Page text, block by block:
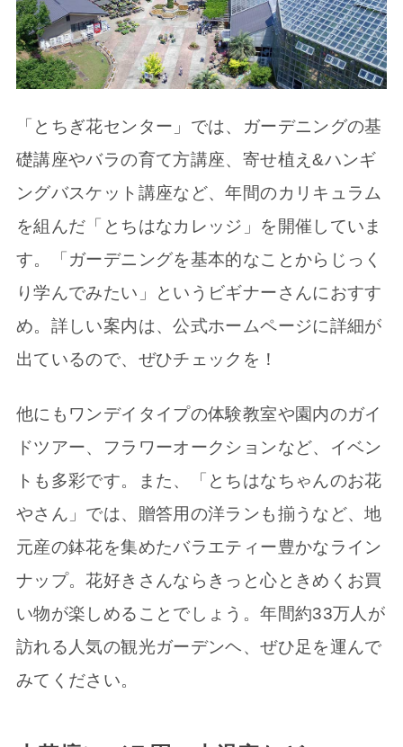
「とちぎ花センター」では、ガーデニングの基
礎講座やバラの育て方講座、寄せ植え&ハンギ
ングバスケット講座など、年間のカリキュラム
を組んだ「とちはなカレッジ」を開催していま
す。「ガーデニングを基本的なことからじっく
り学んでみたい」というビギナーさんにおすす
め。詳しい案内は、公式ホームページに詳細が
出ているので、ぜひチェックを！
他にもワンデイタイプの体験教室や園内のガイ
ドツアー、フラワーオークションなど、イベン
トも多彩です。また、「とちはなちゃんのお花
やさん」では、贈答用の洋ランも揃うなど、地
元産の鉢花を集めたバラエティー豊かなライン
ナップ。花好きさんならきっと心ときめくお買
い物が楽しめることでしょう。年間約33万人が
訪れる人気の観光ガーデンヘ、ぜひ足を運んで
みてください。